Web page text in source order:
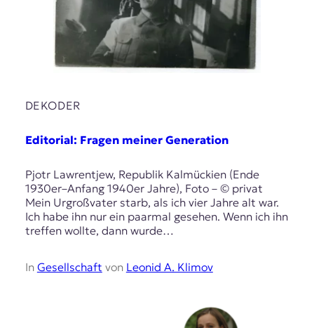
DEKODER
Editorial: Fragen meiner Generation
Pjotr Lawrentjew, Republik Kalmückien (Ende
1930er–Anfang 1940er Jahre), Foto – © privat
Mein Urgroßvater starb, als ich vier Jahre alt war.
Ich habe ihn nur ein paarmal gesehen. Wenn ich ihn
treffen wollte, dann wurde…
In Gesellschaft von Leonid A. Klimov